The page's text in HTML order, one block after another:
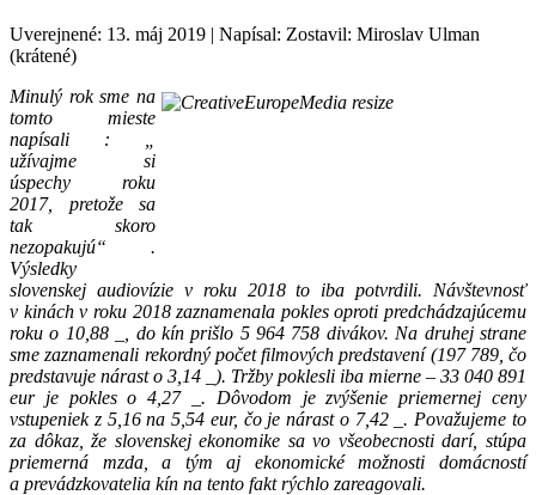
Uverejnené: 13. máj 2019 | Napísal: Zostavil: Miroslav Ulman
(krátené)
Minulý rok sme na
tomto mieste
napísali : „
užívajme si
úspechy roku
2017, pretože sa
tak skoro
nezopakujú“ .
Výsledky
slovenskej audiovízie v roku 2018 to iba potvrdili. Návštevnosť
v kinách v roku 2018 zaznamenala pokles oproti predchádzajúcemu
roku o 10,88 _, do kín prišlo 5 964 758 divákov. Na druhej strane
sme zaznamenali rekordný počet filmových predstavení (197 789, čo
predstavuje nárast o 3,14 _). Tržby poklesli iba mierne – 33 040 891
eur je pokles o 4,27 _. Dôvodom je zvýšenie priemernej ceny
vstupeniek z 5,16 na 5,54 eur, čo je nárast o 7,42 _. Považujeme to
za dôkaz, že slovenskej ekonomike sa vo všeobecnosti darí, stúpa
priemerná mzda, a tým aj ekonomické možnosti domácností
a prevádzkovatelia kín na tento fakt rýchlo zareagovali.